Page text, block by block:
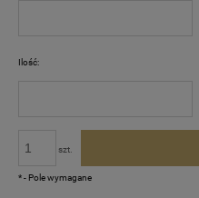
Ilość:
szt.
*- Pole wymagane